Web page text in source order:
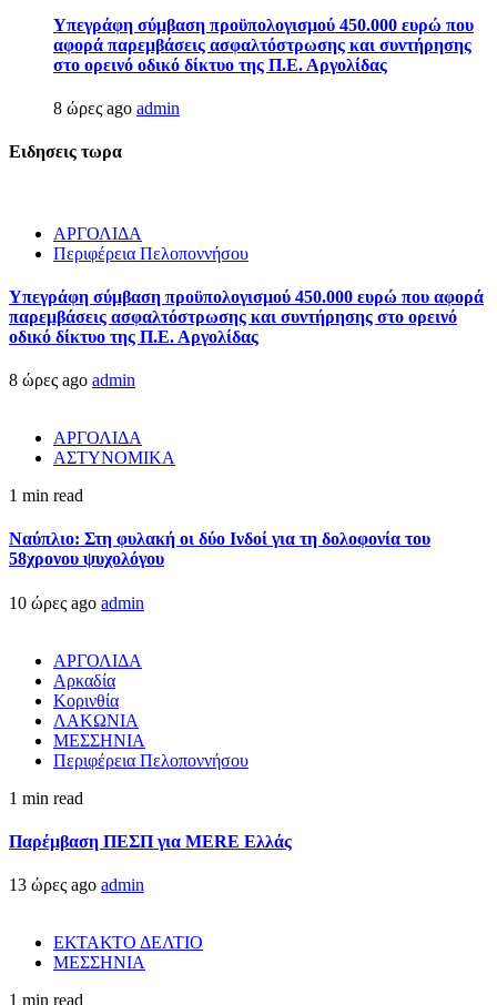
Υπεγράφη σύμβαση προϋπολογισμού 450.000 ευρώ που
αφορά παρεμβάσεις ασφαλτόστρωσης και συντήρησης
στο ορεινό οδικό δίκτυο της Π.Ε. Αργολίδας
8 ώρες ago admin
Ειδησεις τωρα
ΑΡΓΟΛΙΔΑ
Περιφέρεια Πελοποννήσου
Υπεγράφη σύμβαση προϋπολογισμού 450.000 ευρώ που αφορά
παρεμβάσεις ασφαλτόστρωσης και συντήρησης στο ορεινό
οδικό δίκτυο της Π.Ε. Αργολίδας
8 ώρες ago admin
ΑΡΓΟΛΙΔΑ
ΑΣΤΥΝΟΜΙΚΑ
1 min read
Ναύπλιο: Στη φυλακή οι δύο Ινδοί για τη δολοφονία του
58χρονου ψυχολόγου
10 ώρες ago admin
ΑΡΓΟΛΙΔΑ
Αρκαδία
Κορινθία
ΛΑΚΩΝΙΑ
ΜΕΣΣΗΝΙΑ
Περιφέρεια Πελοποννήσου
1 min read
Παρέμβαση ΠΕΣΠ για MERE Ελλάς
13 ώρες ago admin
ΕΚΤΑΚΤΟ ΔΕΛΤΙΟ
ΜΕΣΣΗΝΙΑ
1 min read